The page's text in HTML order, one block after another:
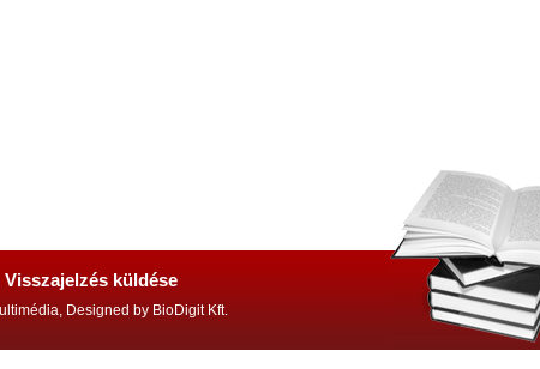
Visszajelzés küldése
Designed by BioDigit Kft.